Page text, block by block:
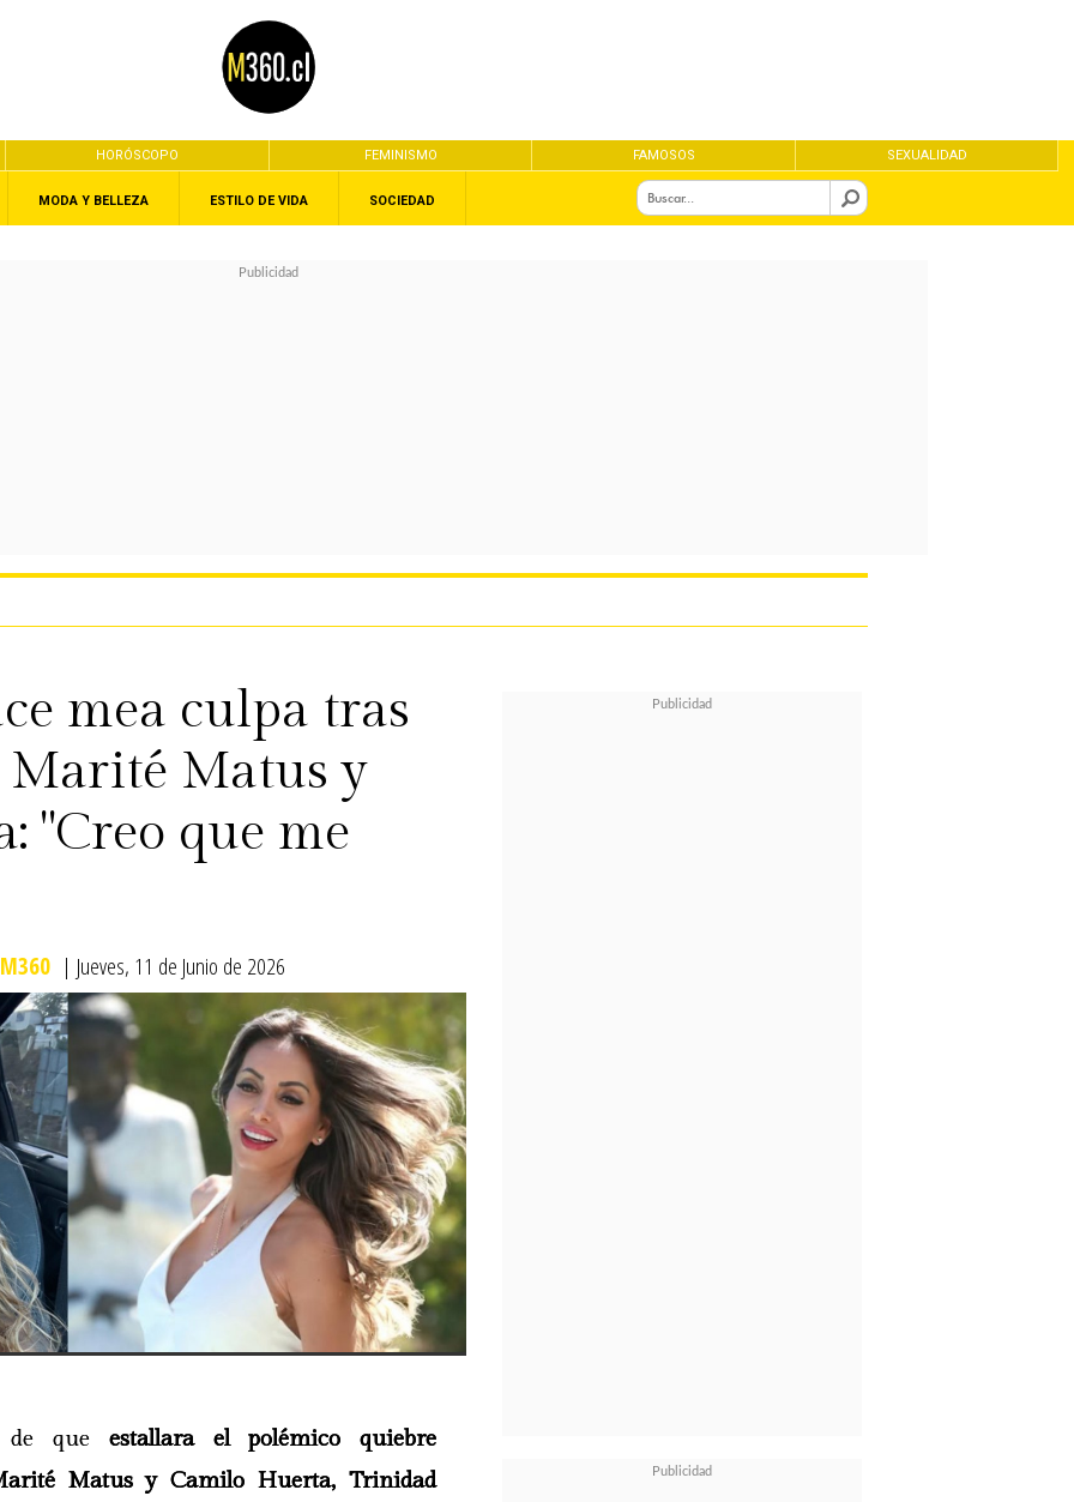
HORÓSCOPO FEMINISMO FAMOSOS SEXUALIDAD
MODA Y BELLEZA ESTILO DE VIDA SOCIEDAD
mea culpa tras
Marité Matus y
"Creo que me
M360 | Jueves, 11 de Junio de 2026
que estallara el polémico quiebre
Matus y Camilo Huerta, Trinidad